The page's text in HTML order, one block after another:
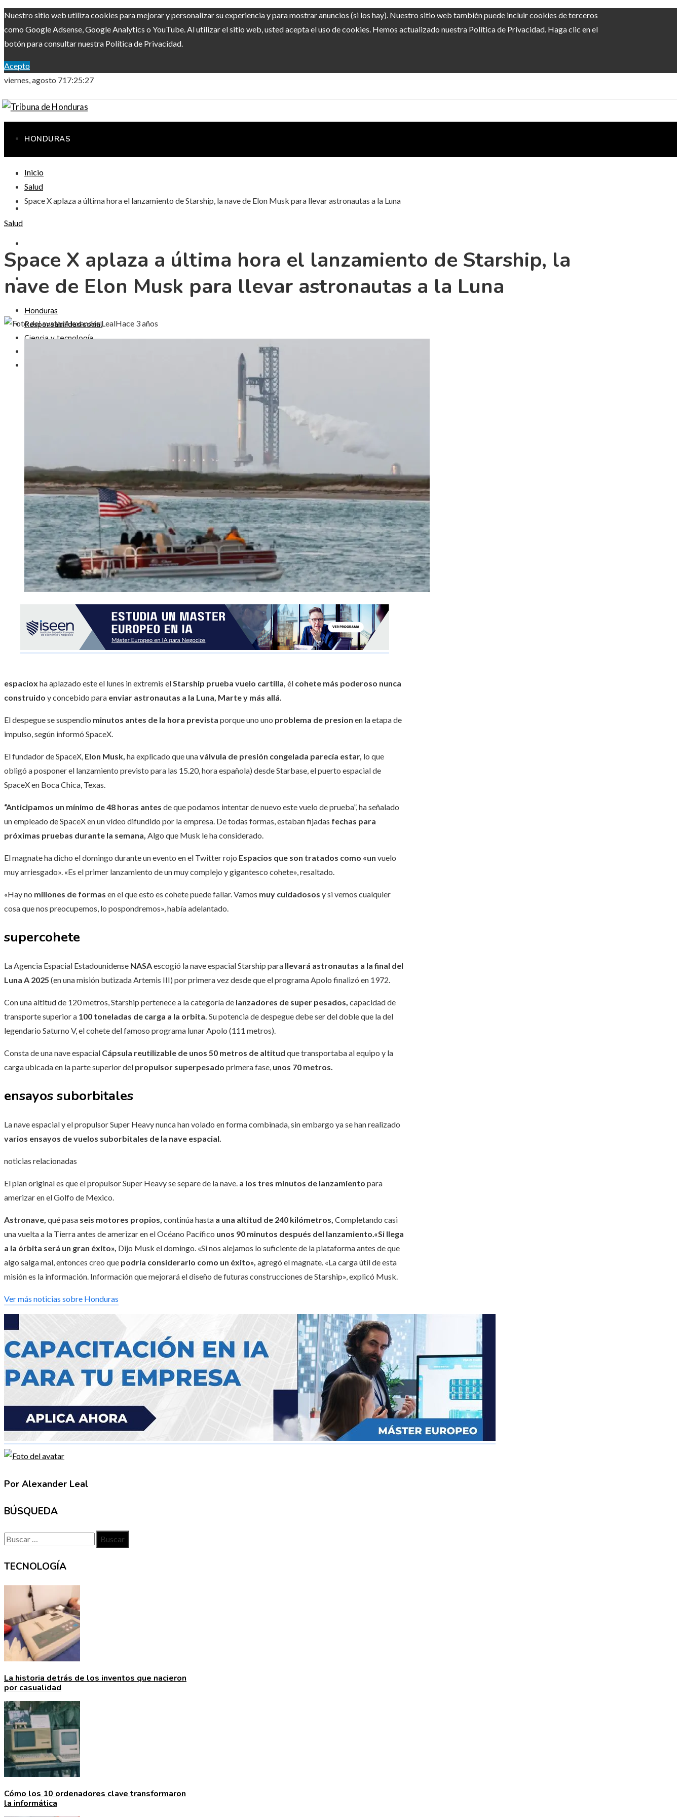
Nuestro sitio web utiliza cookies para mejorar y personalizar su experiencia y para mostrar anuncios (si los hay). Nuestro sitio web también puede incluir cookies de terceros
como Google Adsense, Google Analytics o YouTube. Al utilizar el sitio web, usted acepta el uso de cookies. Hemos actualizado nuestra Política de Privacidad. Haga clic en el
botón para consultar nuestra Política de Privacidad.
Acepto
viernes, agosto 717:25:28
HONDURAS
RESPONSABILIDAD SOCIAL
INVERSIONES Y NEGOCIOS
Honduras
Responsabilidad social
Ciencia y tecnología
Inicio
Salud
Space X aplaza a última hora el lanzamiento de Starship, la nave de Elon Musk para llevar astronautas a la Luna
Salud
Space X aplaza a última hora el lanzamiento de Starship, la
nave de Elon Musk para llevar astronautas a la Luna
Alexander LealHace 3 años
espaciox ha aplazado este el lunes in extremis elStarship prueba vuelo cartilla, él cohete más poderoso nunca
construido y concebido para enviar astronautas a la Luna, Marte y más allá.
El despegue se suspendio minutos antes de la hora prevista porque uno uno problema de presion en la etapa de
impulso, según informó SpaceX.
El fundador de SpaceX, Elon Musk, ha explicado que unaválvula de presión congelada parecía estar, lo que
obligó a posponer el lanzamiento previsto para las 15.20, hora española) desde Starbase, el puerto espacial de
SpaceX en Boca Chica, Texas.
“Anticipamos un mínimo de 48 horas antes de que podamos intentar de nuevo este vuelo de prueba”, ha señalado
un empleado de SpaceX en un vídeo difundido por la empresa. De todas formas, estaban fijadas fechas para
próximas pruebas durante la semana, Algo que Musk le ha considerado.
El magnate ha dicho el domingo durante un evento en el Twitter rojo Espacios que son tratados como «un vuelo
muy arriesgado». «Es el primer lanzamiento de un muy complejo y gigantesco cohete», resaltado.
«Hay no millones de formas en el que esto es cohete puede fallar. Vamos muy cuidadosos y si vemos cualquier
cosa que nos preocupemos, lo pospondremos», había adelantado.
supercohete
La Agencia Espacial Estadounidense NASAescogió la nave espacial Starship para llevará astronautas a la final del
Luna A 2025 (en una misión butizada Artemis III) por primera vez desde que el programa Apolo finalizó en 1972.
Con una altitud de 120 metros, Starship pertenece a la categoría de lanzadores de super pesados, capacidad de
transporte superior a 100 toneladas de carga a la orbita. Su potencia de despegue debe ser del doble que la del
legendario Saturno V, el cohete del famoso programa lunar Apolo (111 metros).
Consta de una nave espacial Cápsula reutilizable de unos 50 metros de altitud que transportaba al equipo y la
carga ubicada en la parte superior del propulsor superpesado primera fase, unos 70 metros.
ensayos suborbitales
La nave espacial y el propulsor Super Heavy nunca han volado en forma combinada, sin embargo ya se han realizado
varios ensayos de vuelos suborbitales de la nave espacial.
noticias relacionadas
El plan original es que el propulsor Super Heavy se separe de la nave. a los tres minutos de lanzamiento para
amerizar en el Golfo de Mexico.
Astronave, qué pasa seis motores propios, continúa hasta a una altitud de 240 kilómetros, Completando casi
una vuelta a la Tierra antes de amerizar en el Océano Pacífico unos 90 minutos después del lanzamiento.«Si llega
a la órbita será un gran éxito», Dijo Musk el domingo. «Si nos alejamos lo suficiente de la plataforma antes de que
algo salga mal, entonces creo que podría considerarlo como un éxito», agregó el magnate. «La carga útil de esta
misión es la información. Información que mejorará el diseño de futuras construcciones de Starship», explicó Musk.
Ver más noticias sobre Honduras
Por Alexander Leal
BÚSQUEDA
Buscar:
TECNOLOGÍA
La historia detrás de los inventos que nacieron
por casualidad
Cómo los 10 ordenadores clave transformaron
la informática